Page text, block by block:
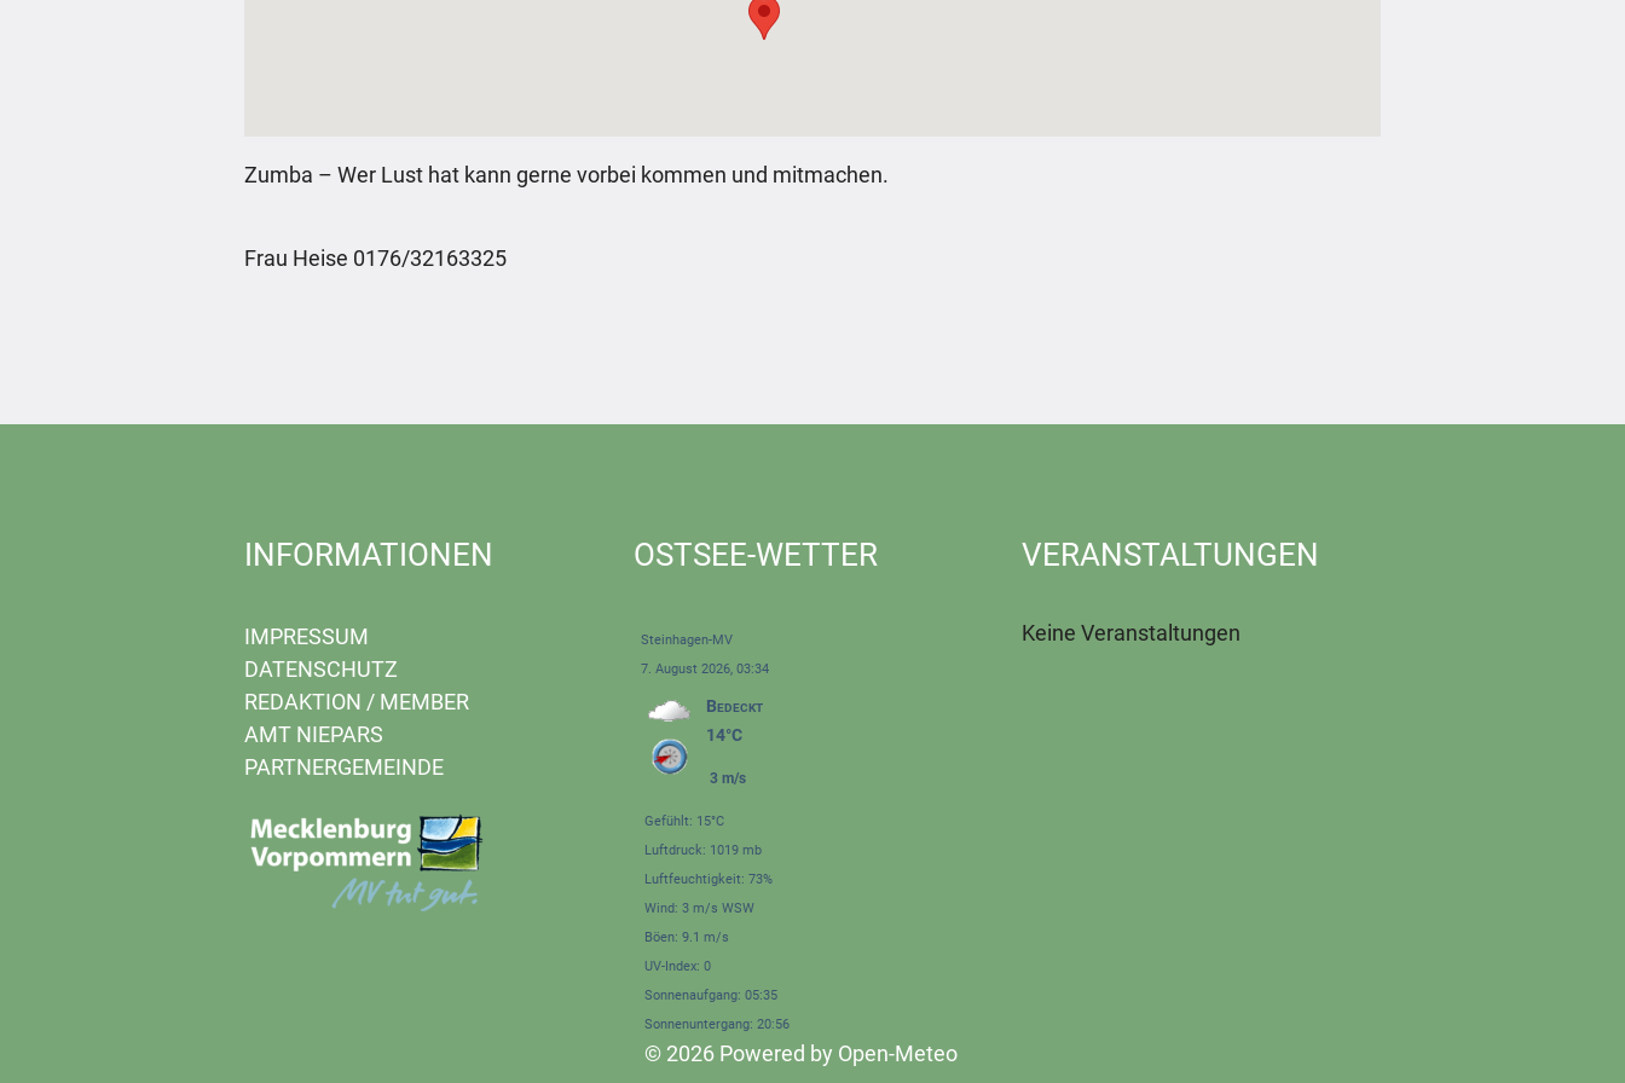
Zumba – Wer Lust hat kann gerne vorbei kommen und mitmachen.
Frau Heise 0176/32163325
INFORMATIONEN
IMPRESSUM
DATENSCHUTZ
REDAKTION / MEMBER
AMT NIEPARS
PARTNERGEMEINDE
OSTSEE-WETTER
Steinhagen-MV
7. August 2026, 03:34
Bedeckt
14°C
3 m/s
Gefühlt: 15°C
Luftdruck: 1019 mb
Luftfeuchtigkeit: 73%
Wind: 3 m/s WSW
Böen: 9.1 m/s
UV-Index: 0
Sonnenaufgang: 05:35
Sonnenuntergang: 20:56
© 2026 Powered by Open-Meteo
VERANSTALTUNGEN
Keine Veranstaltungen